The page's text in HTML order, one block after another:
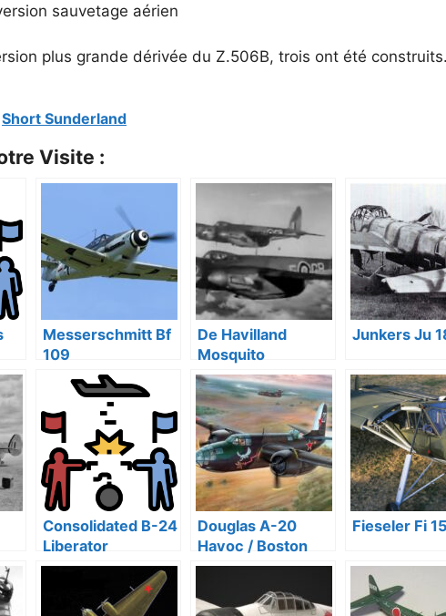
sauvetage aérien
plus grande dérivée du Z.506B, trois ont été construits.
Short Sunderland
Visite :
Messerschmitt Bf
109
De Havilland
Mosquito
Junkers Ju
Consolidated B-24
Liberator
Douglas A-20
Havoc / Boston
Fieseler Fi